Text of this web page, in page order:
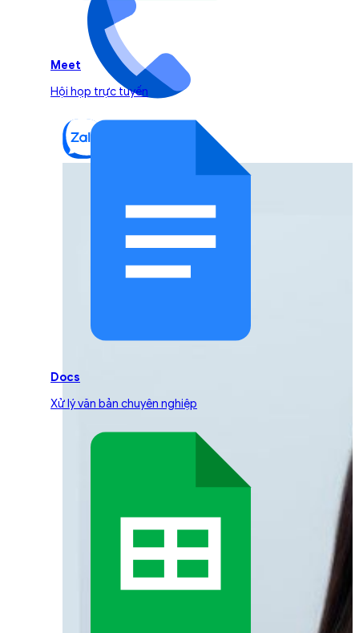
Meet
Hội họp trực tuyến
Docs
Xử lý văn bản chuyên nghiệp